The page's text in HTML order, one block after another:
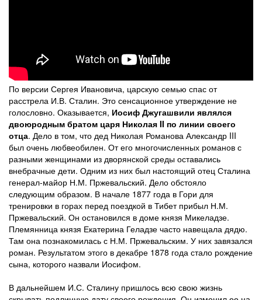
По версии Сергея Ивановича, царскую семью спас от
расстрела И.В. Сталин. Это сенсационное утверждение не
голословно. Оказывается, Иосиф Джугашвили являлся
двоюродным братом царя Николая II по линии своего
отца. Дело в том, что дед Николая Романова Александр III
был очень любвеобилен. От его многочисленных романов с
разными женщинами из дворянской среды оставались
внебрачные дети. Одним из них был настоящий отец Сталина
генерал-майор Н.М. Пржевальский. Дело обстояло
следующим образом. В начале 1877 года в Гори для
тренировки в горах перед поездкой в Тибет прибыл Н.М.
Пржевальский. Он остановился в доме князя Микеладзе.
Племянница князя Екатерина Геладзе часто навещала дядю.
Там она познакомилась с Н.М. Пржевальским. У них завязался
роман. Результатом этого в декабре 1878 года стало рождение
сына, которого назвали Иосифом.
В дальнейшем И.С. Сталину пришлось всю свою жизнь